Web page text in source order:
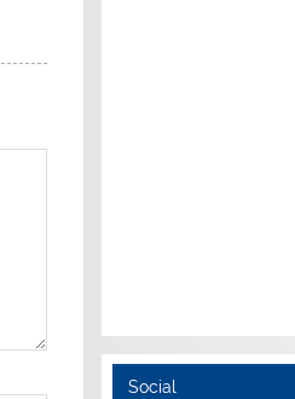
Social